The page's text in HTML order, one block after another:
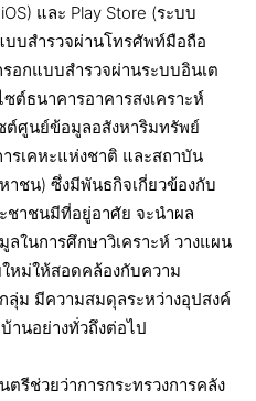
และ Play Store (ระบบ
บบสำรวจผ่านโทรศัพท์มือถือ
อกแบบสำรวจผ่านระบบอินเต
ต์ธนาคารอาคารสงเคราะห์
ต์ศูนย์ข้อมูลอสังหาริมทรัพย์
รเคหะแห่งชาติ และสถาบัน
ชน) ซึ่งมีพันธกิจเกี่ยวข้องกับ
ชาชนมีที่อยู่อาศัย จะนำผล
ในการศึกษาวิเคราะห์ วางแผน
ม่ให้สอดคล้องกับความ
ลุ่ม มีความสมดุลระหว่างอุปสงค์
านอย่างทั่วถึงต่อไป
ตรีช่วยว่าการกระทรวงการคลัง